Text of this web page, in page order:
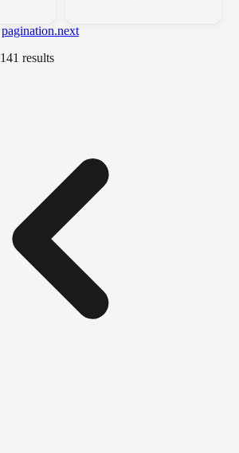
pagination.next
141 results